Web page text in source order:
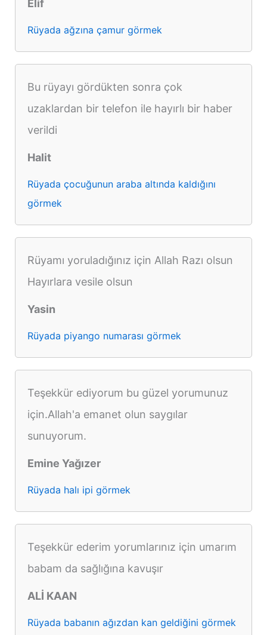
Elif
Rüyada ağzına çamur görmek
Bu rüyayı gördükten sonra çok
uzaklardan bir telefon ile hayırlı bir haber
verildi
Halit
Rüyada çocuğunun araba altında kaldığını
görmek
Rüyamı yoruladığınız için Allah Razı olsun
Hayırlara vesile olsun
Yasin
Rüyada piyango numarası görmek
Teşekkür ediyorum bu güzel yorumunuz
için.Allah'a emanet olun saygılar
sunuyorum.
Emine Yağızer
Rüyada halı ipi görmek
Teşekkür ederim yorumlarınız için umarım
babam da sağlığına kavuşır
ALİ KAAN
Rüyada babanın ağızdan kan geldiğini görmek